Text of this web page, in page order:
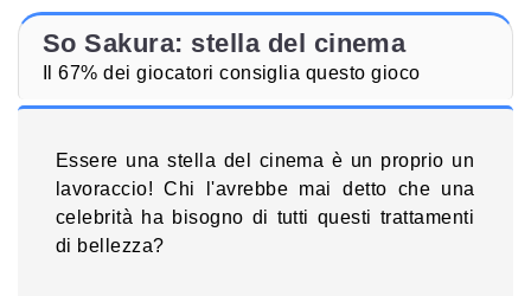
So Sakura: stella del cinema
Il 67% dei giocatori consiglia questo gioco
Essere una stella del cinema è un proprio un
lavoraccio! Chi l'avrebbe mai detto che una
celebrità ha bisogno di tutti questi trattamenti
di bellezza?